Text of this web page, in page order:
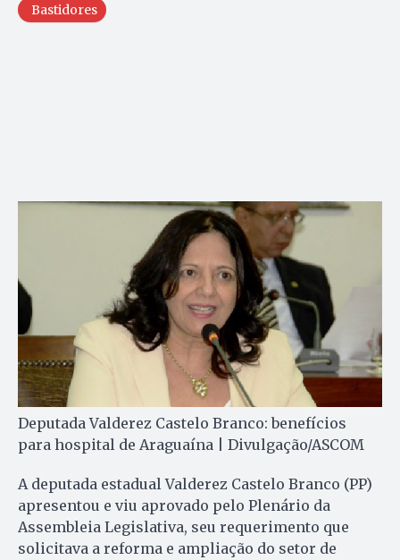
Bastidores
Deputada Valderez Castelo Branco: benefícios
para hospital de Araguaína | Divulgação/ASCOM
A deputada estadual Valderez Castelo Branco (PP)
apresentou e viu aprovado pelo Plenário da
Assembleia Legislativa, seu requerimento que
solicitava a reforma e ampliação do setor de